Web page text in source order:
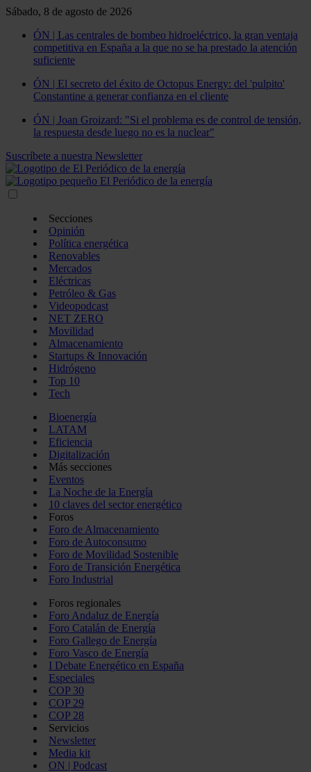
Sábado, 8 de agosto de 2026
ÓN | Las centrales de bombeo hidroeléctrico, la gran ventaja
competitiva en España a la que no se ha prestado la atención
suficiente
ÓN | El secreto del éxito de Octopus Energy: del 'pulpito'
Constantine a generar confianza en el cliente
ÓN | Joan Groizard: "Si el problema es de control de tensión,
la respuesta desde luego no es la nuclear"
Suscríbete a nuestra Newsletter
Secciones
Opinión
Política energética
Renovables
Mercados
Eléctricas
Petróleo & Gas
Videopodcast
NET ZERO
Movilidad
Almacenamiento
Startups & Innovación
Hidrógeno
Top 10
Tech
Bioenergía
LATAM
Eficiencia
Digitalización
Más secciones
Eventos
La Noche de la Energía
10 claves del sector energético
Foros
Foro de Almacenamiento
Foro de Autoconsumo
Foro de Movilidad Sostenible
Foro de Transición Energética
Foro Industrial
Foros regionales
Foro Andaluz de Energía
Foro Catalán de Energía
Foro Gallego de Energía
Foro Vasco de Energía
I Debate Energético en España
Especiales
COP 30
COP 29
COP 28
Servicios
Newsletter
Media kit
ON | Podcast